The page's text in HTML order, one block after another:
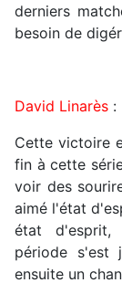
derniers
besoin de
David Linarès :
Cette victoire
fin à cette
voir des
aimé l'état
état d'esprit,
période
ensuite un